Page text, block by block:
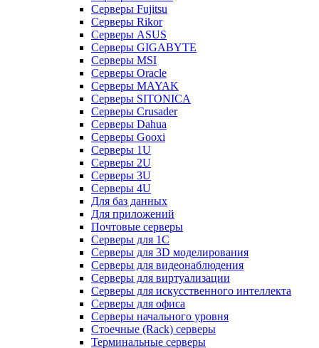
Серверы Fujitsu
Серверы Rikor
Серверы ASUS
Серверы GIGABYTE
Серверы MSI
Серверы Oracle
Серверы MAYAK
Серверы SITONICA
Серверы Crusader
Серверы Dahua
Серверы Gooxi
Серверы 1U
Серверы 2U
Серверы 3U
Серверы 4U
Для баз данных
Для приложений
Почтовые серверы
Серверы для 1С
Серверы для 3D моделирования
Серверы для видеонаблюдения
Серверы для виртуализации
Серверы для искусственного интеллекта
Серверы для офиса
Серверы начального уровня
Стоечные (Rack) серверы
Терминальные серверы